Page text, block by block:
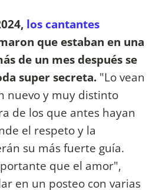
los cantantes
que estaban en una
de un mes después se
super secreta. "Lo vean
nuevo y muy distinto
de los que antes hayan
el respeto y la
su más fuerte guía.
que el amor",
en un posteo con varias